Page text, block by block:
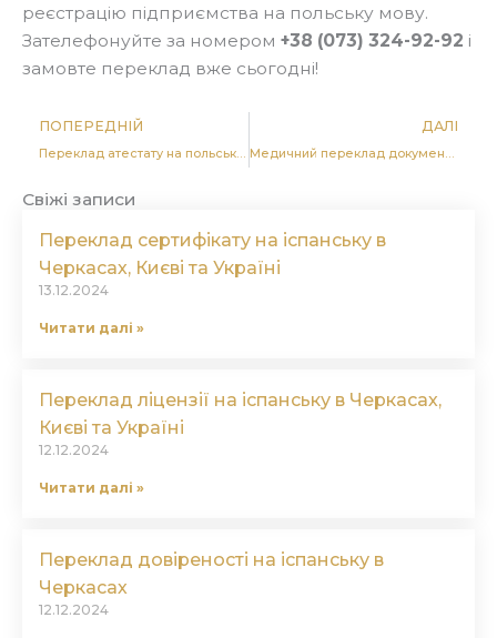
реєстрацію підприємства на польську мову.
Зателефонуйте за номером +38 (073) 324-92-92 і
замовте переклад вже сьогодні!
Попер
ПОПЕРЕДНІЙ
Переклад атестату на польську мову в Черкасах, Києві та Україні
ДАЛІ
Медичний переклад документів на французьку мову в Черкасах, Києві та по всій Україні
Свіжі записи
Переклад сертифікату на іспанську в
Черкасах, Києві та Україні
13.12.2024
Читати далі »
Переклад ліцензії на іспанську в Черкасах,
Києві та Україні
12.12.2024
Читати далі »
Переклад довіреності на іспанську в
Черкасах
12.12.2024